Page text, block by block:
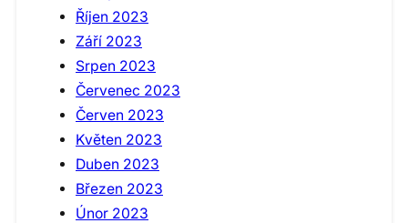
Říjen 2023
Září 2023
Srpen 2023
Červenec 2023
Červen 2023
Květen 2023
Duben 2023
Březen 2023
Únor 2023